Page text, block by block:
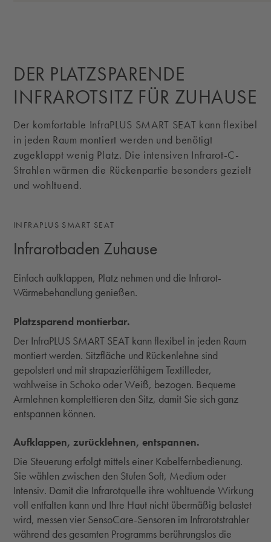
DER PLATZSPARENDE
INFRAROTSITZ FÜR ZUHAUSE
Der komfortable InfraPLUS SMART SEAT kann flexibel
in jeden Raum montiert werden und benötigt
zugeklappt wenig Platz. Die intensiven Infrarot-C-
Strahlen wärmen die Rückenpartie besonders gezielt
und wohltuend.
INFRAPLUS SMART SEAT
Infrarotbaden Zuhause
Einfach aufklappen, Platz nehmen und die Infrarot-
Wärmebehandlung genießen.
Platzsparend montierbar.
Der InfraPLUS SMART SEAT kann flexibel in jeden Raum
montiert werden. Sitzfläche und Rückenlehne sind
gepolstert und mit strapazierfähigem Textilleder,
wahlweise in Schoko oder Weiß, bezogen. Bequeme
Armlehnen komplettieren den Sitz, damit Sie sich ganz
entspannen können.
Aufklappen, zurücklehnen, entspannen.
Die Steuerung erfolgt mittels einer Kabelfernbedienung.
Sie wählen zwischen den Stufen Soft, Medium oder
Intensiv. Damit die Infrarotquelle ihre wohltuende Wirkung
voll entfalten kann und Ihre Haut nicht übermäßig belastet
wird, messen vier SensoCare-Sensoren im Infrarotstrahler
während des gesamten Programms berührungslos die